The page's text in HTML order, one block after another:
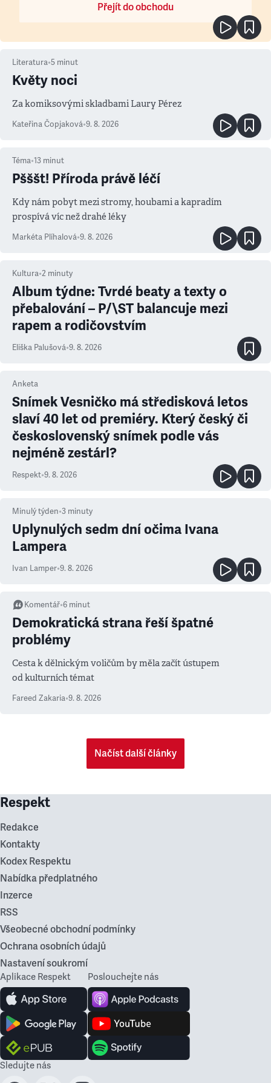
Přejít do obchodu
Literatura•5 minut
Květy noci
Za komiksovými skladbami Laury Pérez
Kateřina Čopjaková•9. 8. 2026
Téma•13 minut
Pšššt! Příroda právě léčí
Kdy nám pobyt mezi stromy, houbami a kapradím
prospívá víc než drahé léky
Markéta Plíhalová•9. 8. 2026
Kultura•2 minuty
Album týdne: Tvrdé beaty a texty o
přebalování – P/\ST balancuje mezi
rapem a rodičovstvím
Eliška Palušová•9. 8. 2026
Anketa
Snímek Vesničko má středisková letos
slaví 40 let od premiéry. Který český či
československý snímek podle vás
nejméně zestárl?
Respekt•9. 8. 2026
Minulý týden•3 minuty
Uplynulých sedm dní očima Ivana
Lampera
Ivan Lamper•9. 8. 2026
Komentář•6 minut
Demokratická strana řeší špatné
problémy
Cesta k dělnickým voličům by měla začít ústupem
od kulturních témat
Fareed Zakaria•9. 8. 2026
Načíst další články
Respekt
Redakce
Kontakty
Kodex Respektu
Nabídka předplatného
Inzerce
RSS
Všeobecné obchodní podmínky
Ochrana osobních údajů
Nastavení soukromí
Aplikace Respekt Poslouchejte nás
Sledujte nás